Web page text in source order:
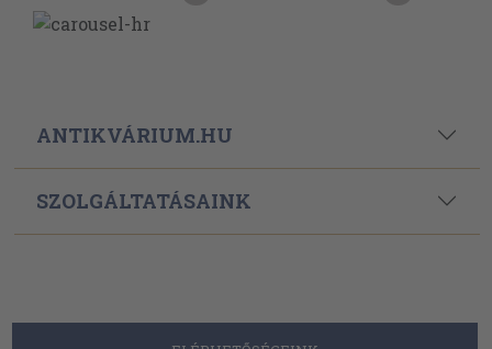
ANTIKVÁRIUM.HU
SZOLGÁLTATÁSAINK